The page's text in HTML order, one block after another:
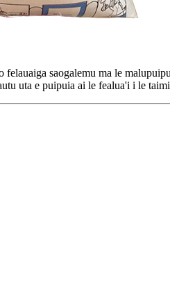
saogalemu ma le
uta e puipuia ai le fealua'i i le